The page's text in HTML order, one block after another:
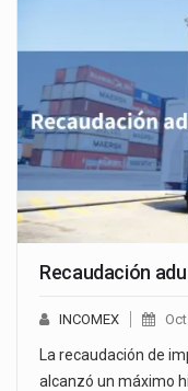
Recaudación
INCOMEX
La recaudación de
alcanzó un máximo